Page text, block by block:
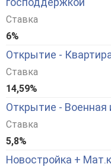
Ставка
6%
Открытие -
Ставка
14,59%
Открытие - Военная
Ставка
5,8%
Новостройка +